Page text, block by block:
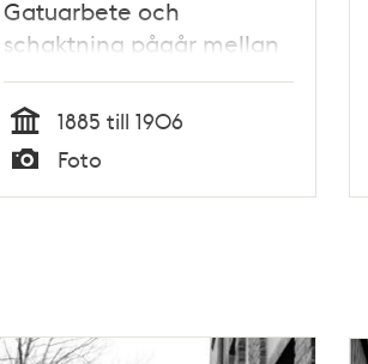
Gatuarbete och
schaktning pågår mellan
kv. Dagakarlen och kv.
Timmermannen.
Åsögatan 36 t.h. (nuv.
Åsögatan 128)
Tid
1885 till 1906
Typ
Foto